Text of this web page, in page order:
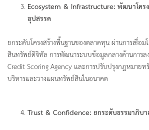
Ecosystem & Infrastructure: พัฒนาโคร
อุปสรรค
ยกระดับโครงสร้างพื้นฐานของตลาดทุน ผ่านการเชื่อ
สินทรัพย์ดิจิทัล การพัฒนาระบบข้อมูลกลางด้านการล
Credit Scoring Agency และการปรับปรุงกฎหมายท
บริหารและวางแผนทรัพย์สินในอนาคต
Trust & Confidence: ยกระดับธรรมาภิบา